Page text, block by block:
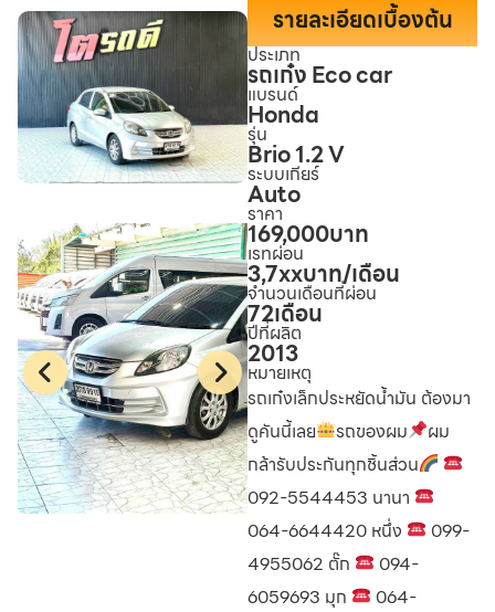
รายละเอียดเบื้องต้น
ประเภท
รถเก๋ง Eco car
แบรนด์
Honda
รุ่น
Brio 1.2 V
ระบบเกียร์
Auto
ราคา
169,000บาท
เรทผ่อน
3,7xxบาท/เดือน
จำนวนเดือนที่ผ่อน
72เดือน
ปีที่ผลิต
2013
หมายเหตุ
รถเก๋งเล็กประหยัดน้ำมัน ต้องมา
ดูคันนี้เลย
รถของผม
ผม
กล้ารับประกันทุกชิ้นส่วน
092-5544453 นานา
064-6644420 หนึ่ง
099-
4955062 ตั๊ก
094-
6059693 มุก
064-